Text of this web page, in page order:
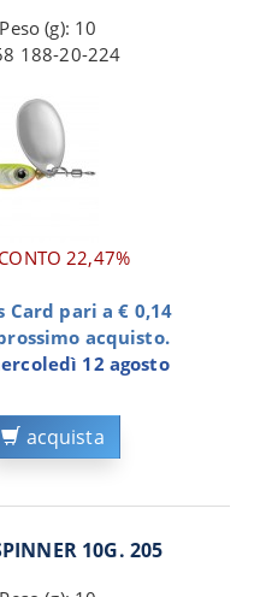
(g): 10
188-20-224
22,47%
Card pari a € 0,14
acquisto.
12 agosto
acquista
10G. 205